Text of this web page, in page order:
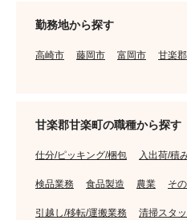
勤務地から探す
高崎市 藤岡市 富岡市 甘楽
甘楽郡甘楽町の職種から探す
仕分/ピッキング/梱包 入出荷/積
検品業務 食品製造 農業 そ
引越し/移転/運搬業務 清掃スタ